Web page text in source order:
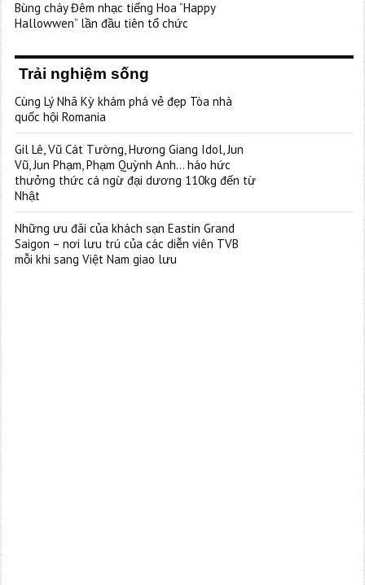
Bùng cháy Đêm nhạc tiếng Hoa “Happy
Hallowwen” lần đầu tiên tổ chức
Trải nghiệm sống
Cùng Lý Nhã Kỳ khám phá vẻ đẹp Tòa nhà
quốc hội Romania
Gil Lê, Vũ Cát Tường, Hương Giang Idol, Jun
Vũ, Jun Phạm, Phạm Quỳnh Anh… háo hức
thưởng thức cá ngừ đại dương 110kg đến từ
Nhật
Những ưu đãi của khách sạn Eastin Grand
Saigon – nơi lưu trú của các diễn viên TVB
mỗi khi sang Việt Nam giao lưu